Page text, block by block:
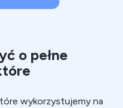
o pełne
wykorzystujemy na